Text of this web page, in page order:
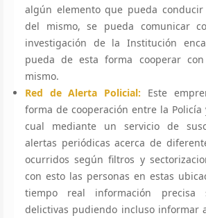
algún elemento que pueda
del mismo, se pueda comunicar
investigación de la Institución
pueda de esta forma cooperar
mismo.
Red de Alerta Policial:
Este
forma de cooperación entre la Policía
cual mediante un servicio de
alertas periódicas acerca de
ocurridos según filtros y
con esto las personas en estas
tiempo real información precisa
delictivas pudiendo incluso informar